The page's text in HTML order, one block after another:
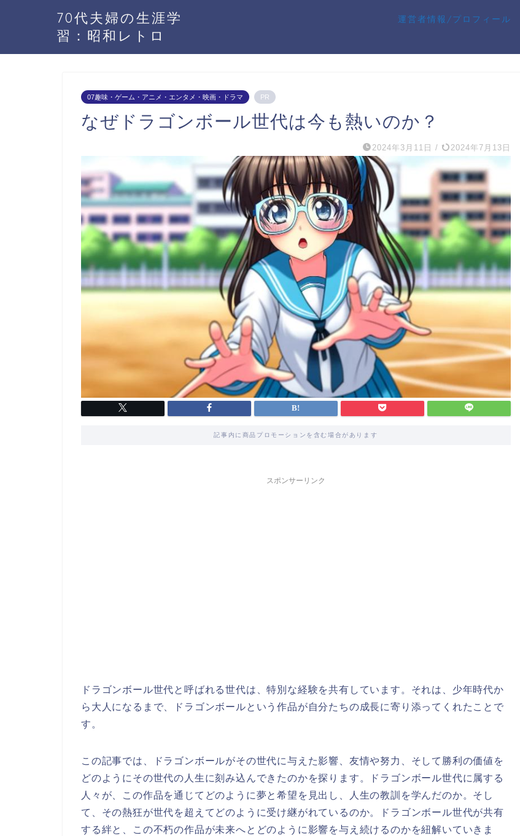
70代夫婦の生涯学
習：昭和レトロ
運営者情報/プロフィール
07趣味・ゲーム・アニメ・エンタメ・映画・ドラマ PR
なぜドラゴンボール世代は今も熱いのか？
2024年3月11日 / 2024年7月13日
記事内に商品プロモーションを含む場合があります
スポンサーリンク
ドラゴンボール世代と呼ばれる世代は、特別な経験を共有しています。それは、少年時代か
ら大人になるまで、ドラゴンボールという作品が自分たちの成長に寄り添ってくれたことで
す。
この記事では、ドラゴンボールがその世代に与えた影響、友情や努力、そして勝利の価値を
どのようにその世代の人生に刻み込んできたのかを探ります。ドラゴンボール世代に属する
人々が、この作品を通じてどのように夢と希望を見出し、人生の教訓を学んだのか。そし
て、その熱狂が世代を超えてどのように受け継がれているのか。ドラゴンボール世代が共有
する絆と、この不朽の作品が未来へとどのように影響を与え続けるのかを紐解いていきま